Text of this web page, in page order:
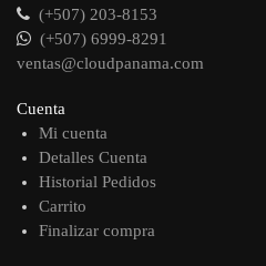
(+507) 203-8153
(+507) 6999-8291
ventas@cloudpanama.com
Cuenta
Mi cuenta
Detalles Cuenta
Historial Pedidos
Carrito
Finalizar compra